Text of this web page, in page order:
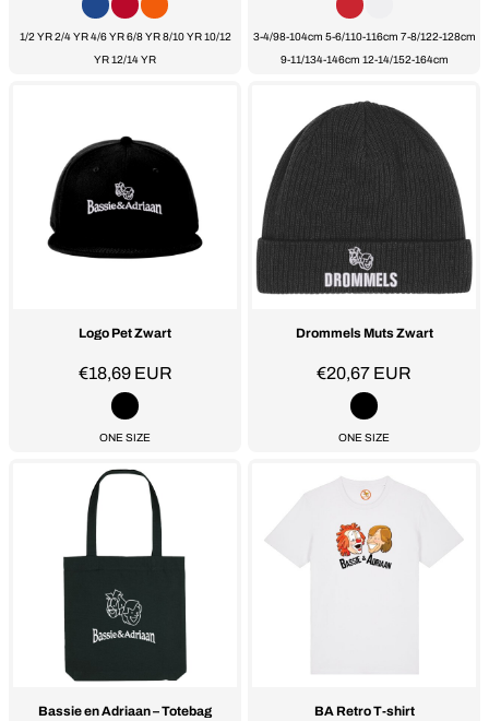
1/2 YR 2/4 YR 4/6 YR 6/8 YR 8/10 YR 10/12
YR 12/14 YR
3-4/98-104cm 5-6/110-116cm 7-8/122-128cm
9-11/134-146cm 12-14/152-164cm
Logo Pet Zwart
€18,69 EUR
ONE SIZE
Drommels Muts Zwart
€20,67 EUR
ONE SIZE
Bassie en Adriaan – Totebag BA Retro T-shirt